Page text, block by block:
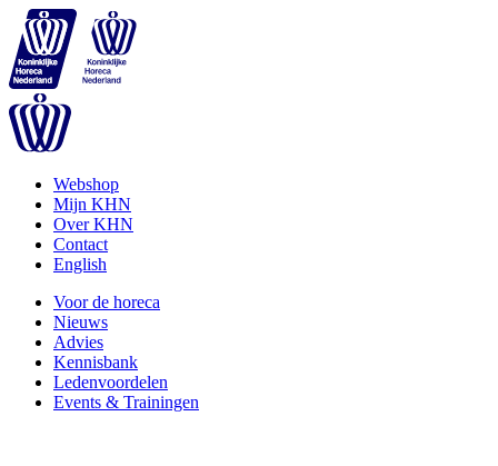
Webshop
Mijn KHN
Over KHN
Contact
English
Voor de horeca
Nieuws
Advies
Kennisbank
Ledenvoordelen
Events & Trainingen